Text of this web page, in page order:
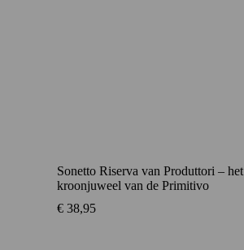
Sonetto Riserva van Produttori – het
kroonjuweel van de Primitivo
€ 38,95